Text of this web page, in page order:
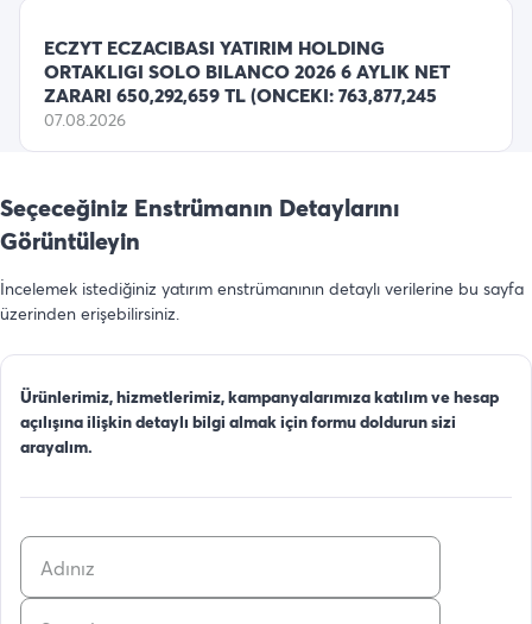
ECZYT ECZACIBASI YATIRIM HOLDING
ORTAKLIGI SOLO BILANCO 2026 6 AYLIK NET
ZARARI 650,292,659 TL (ONCEKI: 763,877,245
07.08.2026
Seçeceğiniz Enstrümanın Detaylarını
Görüntüleyin
İncelemek istediğiniz yatırım enstrümanının detaylı verilerine bu sayfa
üzerinden erişebilirsiniz.
Ürünlerimiz, hizmetlerimiz, kampanyalarımıza katılım ve hesap
açılışına ilişkin detaylı bilgi almak için formu doldurun sizi
arayalım.